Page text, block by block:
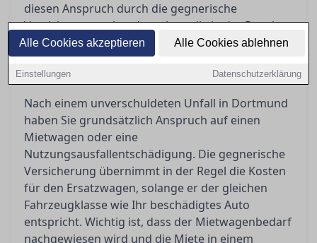
Alle Cookies akzeptieren Alle Cookies ablehnen
Einstellungen Datenschutzerklärung
diesen Anspruch durch die gegnerische
Versicherung geltend machen, die in der Regel
die Kosten übernimmt. Erfahren Sie, wie Sie
schnell an einen Ersatzwagen kommen und was
Ihnen nach einem Unfall zusteht.
Nach einem unverschuldeten Unfall in Dortmund
haben Sie grundsätzlich Anspruch auf einen
Mietwagen oder eine
Nutzungsausfallentschädigung. Die gegnerische
Versicherung übernimmt in der Regel die Kosten
für den Ersatzwagen, solange er der gleichen
Fahrzeugklasse wie Ihr beschädigtes Auto
entspricht. Wichtig ist, dass der Mietwagenbedarf
nachgewiesen wird und die Miete in einem